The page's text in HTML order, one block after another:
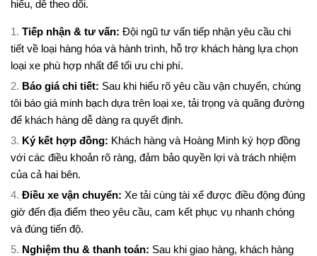
hiểu, dễ theo dõi.
Tiếp nhận & tư vấn: Đội ngũ tư vấn tiếp nhận yêu cầu chi
tiết về loại hàng hóa và hành trình, hỗ trợ khách hàng lựa chọn
loại xe phù hợp nhất để tối ưu chi phí.
Báo giá chi tiết: Sau khi hiểu rõ yêu cầu vận chuyển, chúng
tôi báo giá minh bạch dựa trên loại xe, tải trọng và quãng đường
để khách hàng dễ dàng ra quyết định.
Ký kết hợp đồng: Khách hàng và Hoàng Minh ký hợp đồng
với các điều khoản rõ ràng, đảm bảo quyền lợi và trách nhiệm
của cả hai bên.
Điều xe vận chuyển: Xe tải cùng tài xế được điều động đúng
giờ đến địa điểm theo yêu cầu, cam kết phục vụ nhanh chóng
và đúng tiến độ.
Nghiệm thu & thanh toán: Sau khi giao hàng, khách hàng